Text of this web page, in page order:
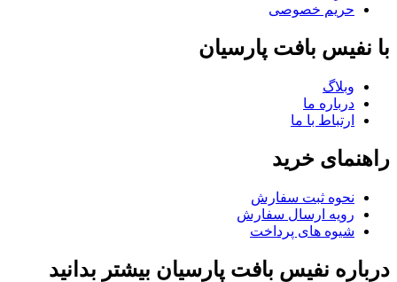
حریم خصوصی
با نفیس بافت پارسیان
وبلاگ
درباره ما
ارتباط با ما
راهنمای خرید
نحوه ثبت سفارش
رویه ارسال سفارش
شیوه های پرداخت
درباره نفیس بافت پارسیان بیشتر بدانید